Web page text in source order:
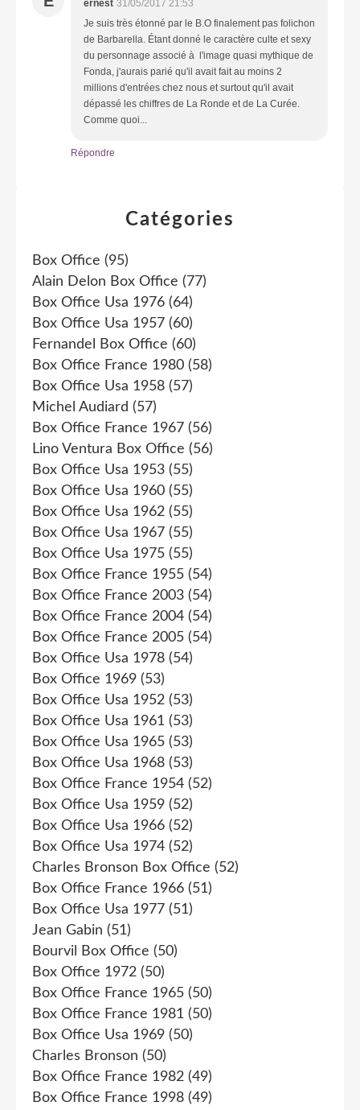
ernest 31/05/2017 21:53
Je suis très étonné par le B.O finalement pas folichon
de Barbarella. Étant donné le caractère culte et sexy
du personnage associé à l'image quasi mythique de
Fonda, j'aurais parié qu'il avait fait au moins 2
millions d'entrées chez nous et surtout qu'il avait
dépassé les chiffres de La Ronde et de La Curée.
Comme quoi...
Répondre
Catégories
Box Office (95)
Alain Delon Box Office (77)
Box Office Usa 1976 (64)
Box Office Usa 1957 (60)
Fernandel Box Office (60)
Box Office France 1980 (58)
Box Office Usa 1958 (57)
Michel Audiard (57)
Box Office France 1967 (56)
Lino Ventura Box Office (56)
Box Office Usa 1953 (55)
Box Office Usa 1960 (55)
Box Office Usa 1962 (55)
Box Office Usa 1967 (55)
Box Office Usa 1975 (55)
Box Office France 1955 (54)
Box Office France 2003 (54)
Box Office France 2004 (54)
Box Office France 2005 (54)
Box Office Usa 1978 (54)
Box Office 1969 (53)
Box Office Usa 1952 (53)
Box Office Usa 1961 (53)
Box Office Usa 1965 (53)
Box Office Usa 1968 (53)
Box Office France 1954 (52)
Box Office Usa 1959 (52)
Box Office Usa 1966 (52)
Box Office Usa 1974 (52)
Charles Bronson Box Office (52)
Box Office France 1966 (51)
Box Office Usa 1977 (51)
Jean Gabin (51)
Bourvil Box Office (50)
Box Office 1972 (50)
Box Office France 1965 (50)
Box Office France 1981 (50)
Box Office Usa 1969 (50)
Charles Bronson (50)
Box Office France 1982 (49)
Box Office France 1998 (49)